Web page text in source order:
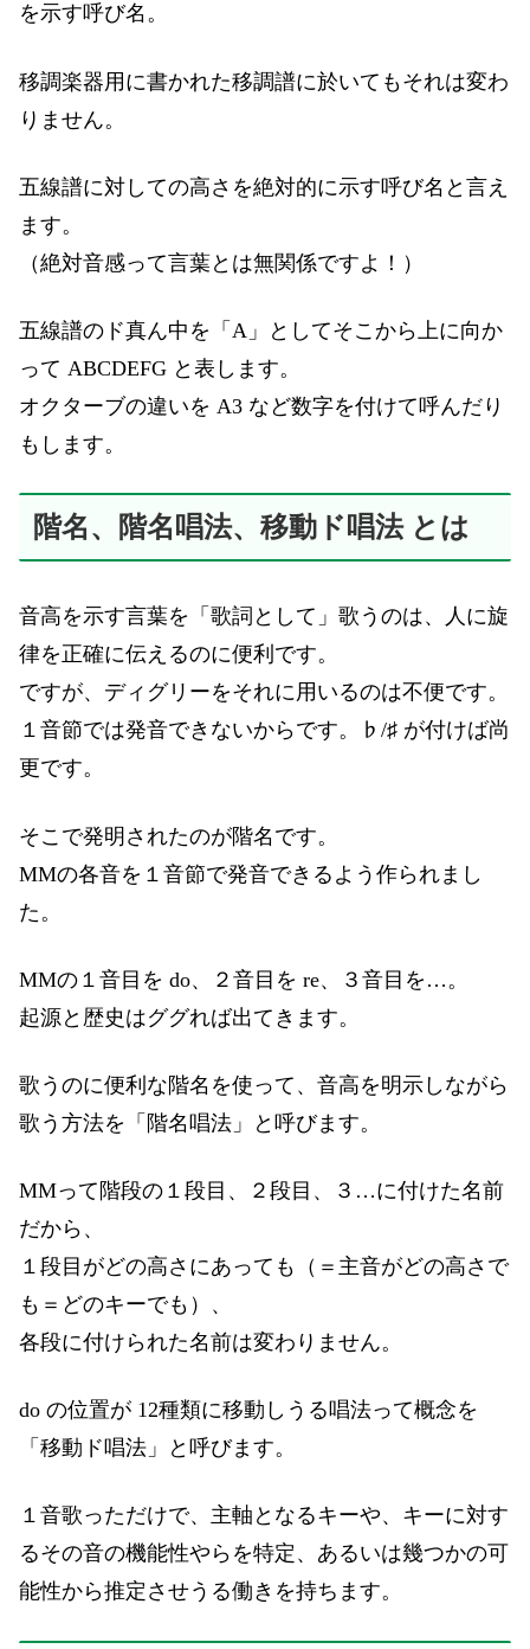
を示す呼び名。
移調楽器用に書かれた移調譜に於いてもそれは変わ
りません。
五線譜に対しての高さを絶対的に示す呼び名と言え
ます。
（絶対音感って言葉とは無関係ですよ！）
五線譜のド真ん中を「A」としてそこから上に向か
って ABCDEFG と表します。
オクターブの違いを A3 など数字を付けて呼んだり
もします。
階名、階名唱法、移動ド唱法 とは
音高を示す言葉を「歌詞として」歌うのは、人に旋
律を正確に伝えるのに便利です。
ですが、ディグリーをそれに用いるのは不便です。
１音節では発音できないからです。♭/♯ が付けば尚
更です。
そこで発明されたのが階名です。
MMの各音を１音節で発音できるよう作られまし
た。
MMの１音目を do、２音目を re、３音目を…。
起源と歴史はググれば出てきます。
歌うのに便利な階名を使って、音高を明示しながら
歌う方法を「階名唱法」と呼びます。
MMって階段の１段目、２段目、３…に付けた名前
だから、
１段目がどの高さにあっても（＝主音がどの高さで
も＝どのキーでも）、
各段に付けられた名前は変わりません。
do の位置が 12種類に移動しうる唱法って概念を
「移動ド唱法」と呼びます。
１音歌っただけで、主軸となるキーや、キーに対す
るその音の機能性やらを特定、あるいは幾つかの可
能性から推定させうる働きを持ちます。